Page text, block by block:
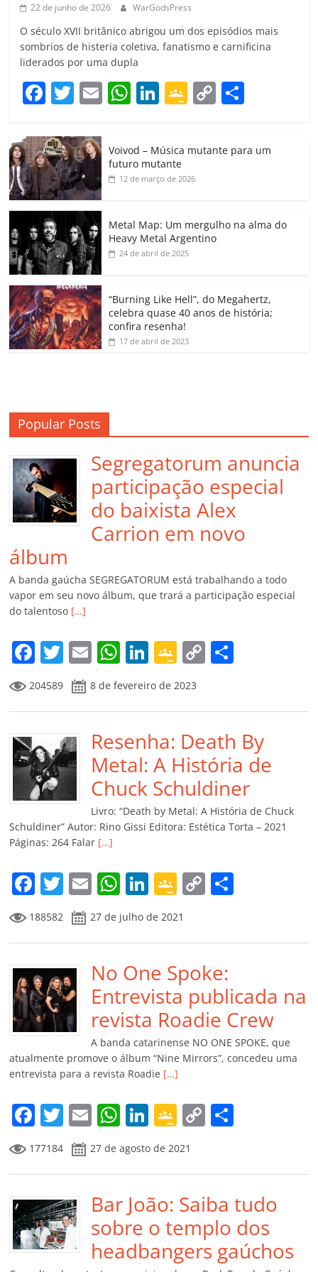
22 de junho de 2026 WarGodsPress
O século XVII britânico abrigou um dos episódios mais
sombrios de histeria coletiva, fanatismo e carnificina
liderados por uma dupla
F
c
e
b
o
o
k
T
itt
er
E W
s
A
p
Li
e
dI
G
gl
e
a
ss
o
m
C
y
k
p
h
Voivod – Música mutante para um
futuro mutante
12 de março de 2026
Metal Map: Um mergulho na alma do
Heavy Metal Argentino
24 de abril de 2025
“Burning Like Hell”, do Megahertz,
celebra quase 40 anos de história;
confira resenha!
17 de abril de 2023
Popular Posts
Segregatorum anuncia
participação especial
do baixista Alex
Carrion em novo
álbum
A banda gaúcha SEGREGATORUM está trabalhando a todo
vapor em seu novo álbum, que trará a participação especial
do talentoso […]
F
a
c
e
b
o
o
k
T
w
itt
er
E
m
ai
l
W
at
s
A
p
p
Li
k
e
dI
n
G
o
o
gl
e
Cl
a
ss
ro
m
C
y
Li
n
k
p
ar
til
h
ar
204589 8 de fevereiro de 2023
Resenha: Death By
Metal: A História de
Chuck Schuldiner
Livro: “Death by Metal: A História de Chuck
Schuldiner” Autor: Rino Gissi Editora: Estética Torta – 2021
Páginas: 264 Falar […]
F
a
c
e
b
o
o
k
T
w
itt
er
E
m
ai
l
W
h
at
s
A
p
p
Li
n
k
e
dI
n
G
o
o
gl
e
Cl
a
ss
ro
o
m
C
y
Li
n
k
p
til
h
ar
188582 27 de julho de 2021
No One Spoke:
Entrevista publicada na
revista Roadie Crew
A banda catarinense NO ONE SPOKE, que
atualmente promove o álbum “Nine Mirrors”, concedeu uma
entrevista para a revista Roadie […]
F
a
c
e
b
o
o
T
w
itt
er
E
m
ai
l
W
at
s
A
p
p
Li
n
k
e
dI
n
G
o
o
gl
e
Cl
a
C
y
Li
n
k
p
ar
til
h
177184 27 de agosto de 2021
Bar João: Saiba tudo
sobre o templo dos
headbangers gaúchos